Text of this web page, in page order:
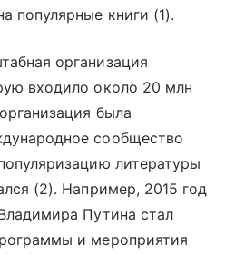
популярные книги (1).
организация
входило около 20 млн
была
сообщество
литературы
(2). Например, 2015 год
Путина стал
и мероприятия